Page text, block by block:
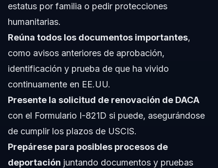
estatus por familia o pedir protecciones
humanitarias.
Reúna todos los documentos importantes,
como avisos anteriores de aprobación,
identificación y prueba de que ha vivido
continuamente en EE.UU.
Presente la solicitud de renovación de DACA
con el Formulario I-821D si puede, asegurándose
de cumplir los plazos de USCIS.
Prepárese para posibles procesos de
deportación juntando documentos y pruebas